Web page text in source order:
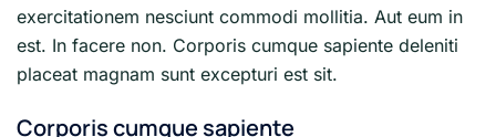
exercitationem nesciunt commodi mollitia. Aut eum in
est. In facere non. Corporis cumque sapiente deleniti
placeat magnam sunt excepturi est sit.
Corporis cumque sapiente